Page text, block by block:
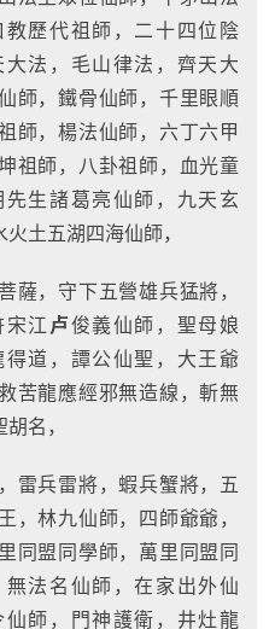
歷代祖師，二十四位陰
法，毛山律法，齊天大
師，鐵骨仙師，千里眼順
師，楊法仙師，六丁六甲
祖師，八卦祖師，血光童
生諸葛亮仙師，九天玄
土五湖四海仙師，
薩，守下五營雄兵猛將，
江 卢俊義仙師，聖母娘
道，譚公仙聖，大王爺
苦龍應經邪無造線，斬無
名，
雷兵雷將，蝦兵蟹將，五
，林九仙師，四師爺爺，
同盟同學師，萬里同盟同
法名仙師，在家出外仙
師，門神護衛，井灶龍